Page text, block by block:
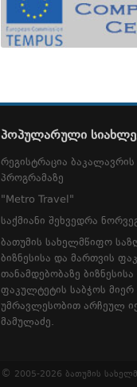
პოპულარული
რეგისტრაცია
პროგრამაზე
"Metro Travel"
საქმიანი შეხვედრა
ბათუმის სახელმწიფო
ბიზნესისა და მართვის
თანამდებობაზე
ფაკულტეტის საბჭოს მიერ
უმრავლესობით არჩეულ
მამულაძე.
© 2005-2026 ბათუმის